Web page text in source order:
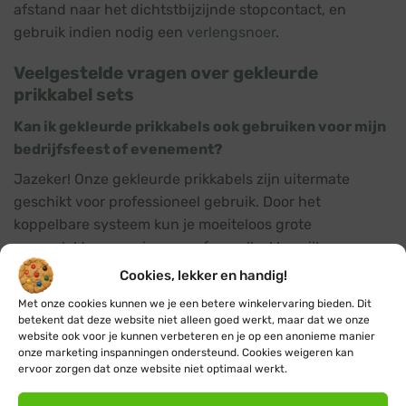
Cookies, lekker en handig!
Met onze cookies kunnen we je een betere winkelervaring bieden. Dit
betekent dat deze website niet alleen goed werkt, maar dat we onze
website ook voor je kunnen verbeteren en je op een anonieme manier
onze marketing inspanningen ondersteund. Cookies weigeren kan
ervoor zorgen dat onze website niet optimaal werkt.
afstand naar het dichtstbijzijnde stopcontact, en
gebruik indien nodig een verlengsnoer.
Veelgestelde vragen over gekleurde
prikkabel sets
Kan ik gekleurde prikkabels ook gebruiken voor mijn
bedrijfsfeest of evenement?
Jazeker! Onze gekleurde prikkabels zijn uitermate
geschikt voor professioneel gebruik. Door het
koppelbare systeem kun je moeiteloos grote
oppervlaktes voorzien van sfeervolle, kleurrijke
verlichting.
Zijn de gekleurde lampjes in de prikkabels te
vervangen?
Ja, alle prikkabels hebben E27 fittingen, dus je kunt de